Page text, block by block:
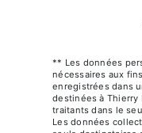
** Les données
nécessaires aux
enregistrées dans
destinées à Thierry
traitants dans le
Les données